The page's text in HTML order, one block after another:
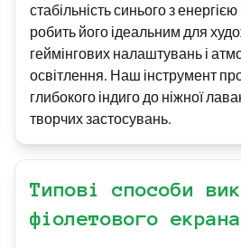
стабільність синього з
робить його ідеальним для
геймінгових налаштувань і
освітлення. Наш інструмент
глибокого індиго до ніжної
творчих застосувань.
Типові способи
фіолетового екрана